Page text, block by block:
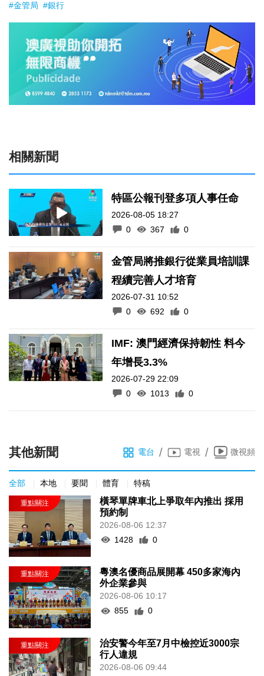
#金管局 #銀行
相關新聞
特區公報刊登多項人事任命
2026-08-05 18:27
0
367 0
金管局將推銀行從業員培訓課
程續完善人才培育
2026-07-31 10:52
0
692 0
IMF: 澳門經濟保持韌性 料今
年增長3.3%
2026-07-29 22:09
0
1013 0
其他新聞 電台 / 電視 / 微視頻
全部 本地 要聞 體育 特稿
橫琴單牌車北上爭取年內推出 採用
預約制
2026-08-06 12:37
1428
0
粵澳名優商品展開幕 450多家海內
外企業參與
2026-08-06 10:17
855
0
治安警今年至7月中檢控近3000宗
行人違規
2026-08-06 09:44